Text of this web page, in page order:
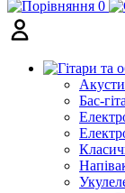
0
Бас-